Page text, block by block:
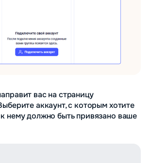
вас на страницу
аккаунт, с которым хотите
нему должно быть привязано ваше